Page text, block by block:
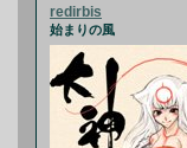
redirbis
始まりの風